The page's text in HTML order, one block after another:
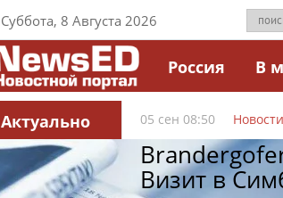
Суббота, 8 Августа 2026
Россия В
Актуально 05 сен 08:50
Визит в